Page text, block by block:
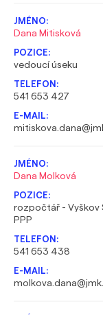
Dana Mitisková
vedoucí úseku
541 653 427
Dana Molková
rozpočtář - Vyškov
PPP
541 653 438